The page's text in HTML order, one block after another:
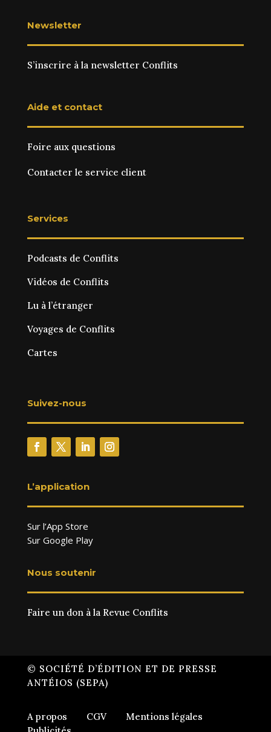
Newsletter
S’inscrire à la newsletter Conflits
Aide et contact
Foire aux questions
Contacter le service client
Services
Podcasts de Conflits
Vidéos de Conflits
Lu à l’étranger
Voyages de Conflits
Cartes
Suivez-nous
L’application
Sur l’App Store
Sur Google Play
Nous soutenir
Faire un don à la Revue Conflits
© SOCIÉTÉ D’ÉDITION ET DE PRESSE
ANTÉIOS (SEPA)
A propos CGV
Mentions légales